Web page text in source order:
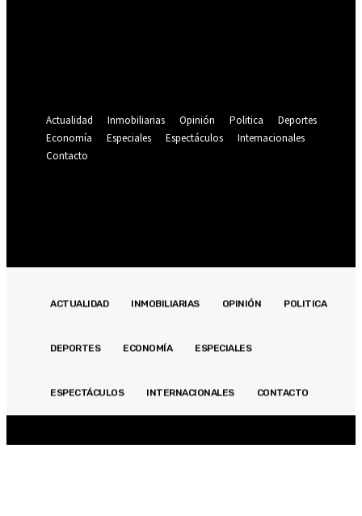
Actualidad
Inmobiliarias Opinión Politica
Deportes
Economía
Especiales Espectáculos
Internacionales
Contacto
POLITICA
DEPORTES
ECONOMÍA
ACTUALIDAD INMOBILIARIAS OPINIÓN POLITICA
DEPORTES ECONOMÍA ESPECIALES
ESPECTÁCULOS INTERNACIONALES CONTACTO